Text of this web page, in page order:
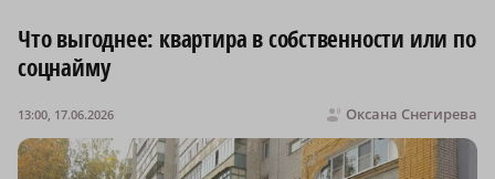
Что выгоднее: квартира в собственности или по
соцнайму
Оксана Снегирева
13:00, 17.06.2026